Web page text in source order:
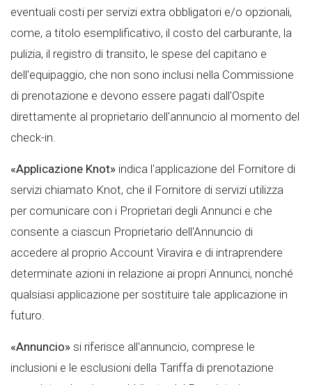
eventuali costi per servizi extra obbligatori e/o opzionali,
come, a titolo esemplificativo, il costo del carburante, la
pulizia, il registro di transito, le spese del capitano e
dell'equipaggio, che non sono inclusi nella Commissione
di prenotazione e devono essere pagati dall'Ospite
direttamente al proprietario dell'annuncio al momento del
check-in.
«Applicazione Knot» indica l'applicazione del Fornitore di
servizi chiamato Knot, che il Fornitore di servizi utilizza
per comunicare con i Proprietari degli Annunci e che
consente a ciascun Proprietario dell'Annuncio di
accedere al proprio Account Viravira e di intraprendere
determinate azioni in relazione ai propri Annunci, nonché
qualsiasi applicazione per sostituire tale applicazione in
futuro.
«Annuncio» si riferisce all'annuncio, comprese le
inclusioni e le esclusioni della Tariffa di prenotazione